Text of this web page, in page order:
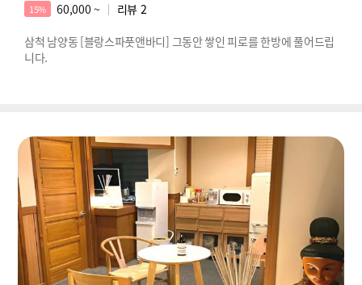
15% 60,000 ~ 리뷰 2
삼척 남양동 [블랑스파풋앤바디] 그동안 쌓인 피로를 한방에 풀어드립
니다.